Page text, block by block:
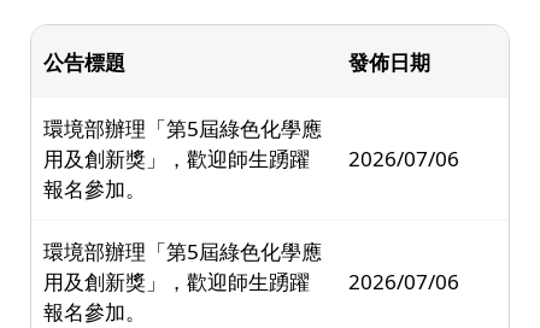
公告標題 發佈日期
環境部辦理「第5屆綠色化學應
用及創新獎」，歡迎師生踴躍
報名參加。
2026/07/06
環境部辦理「第5屆綠色化學應
用及創新獎」，歡迎師生踴躍
報名參加。
2026/07/06